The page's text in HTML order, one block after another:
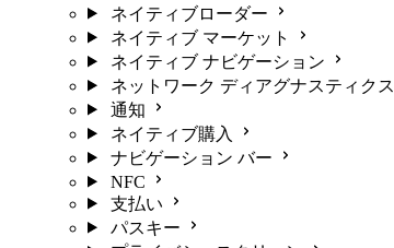
ネイティブローダー
ネイティブ マーケット
ネイティブ ナビゲーション
ネットワーク ディアグナスティクス
通知
ネイティブ購入
ナビゲーション バー
NFC
支払い
パスキー